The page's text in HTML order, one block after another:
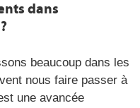
dans
beaucoup dans les
nous faire passer à
une avancée